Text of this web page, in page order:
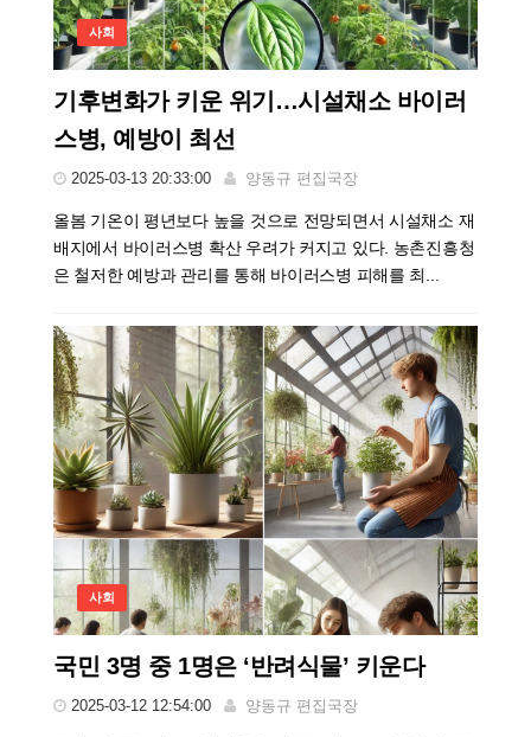
사회
기후변화가 키운 위기…시설채소 바이러
스병, 예방이 최선
2025-03-13 20:33:00 양동규 편집국장
올봄 기온이 평년보다 높을 것으로 전망되면서 시설채소 재
배지에서 바이러스병 확산 우려가 커지고 있다. 농촌진흥청
은 철저한 예방과 관리를 통해 바이러스병 피해를 최...
사회
국민 3명 중 1명은 ‘반려식물’ 키운다
2025-03-12 12:54:00 양동규 편집국장